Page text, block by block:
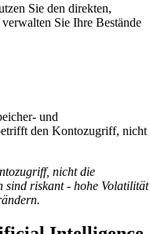
Sie den direkten,
Sie Ihre Bestände
und
den Kontozugriff, nicht
nicht die
sind riskant - hohe Volatilität